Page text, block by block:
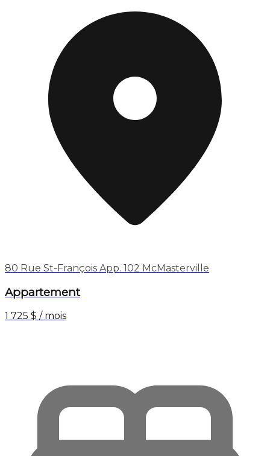
80 Rue St-François App. 102 McMasterville
Appartement
1 725 $ / mois